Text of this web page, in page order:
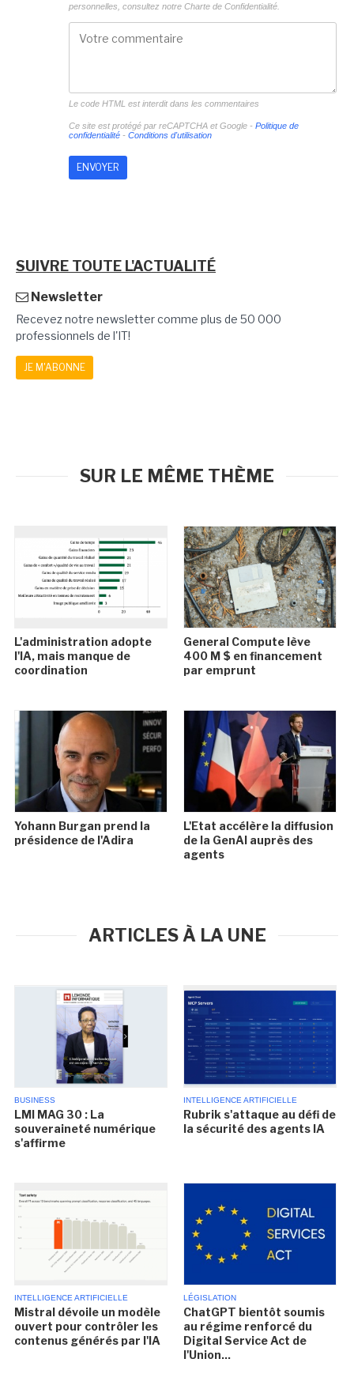
personnelles, consultez notre Charte de Confidentialité.
Le code HTML est interdit dans les commentaires
Ce site est protégé par reCAPTCHA et Google - Politique de
confidentialité- Conditions d'utilisation
SUIVRE TOUTE L'ACTUALITÉ
Newsletter
Recevez notre newsletter comme plus de 50 000
professionnels de l'IT!
JE M'ABONNE
SUR LE MÊME THÈME
L'administration adopte
l'IA, mais manque de
coordination
General Compute lève
400 M $ en financement
par emprunt
Yohann Burgan prend la
présidence de l'Adira
L'Etat accélère la diffusion
de la GenAI auprès des
agents
ARTICLES À LA UNE
BUSINESS
LMI MAG 30 : La
souveraineté numérique
s'affirme
INTELLIGENCE ARTIFICIELLE
Rubrik s'attaque au défi de
la sécurité des agents IA
INTELLIGENCE ARTIFICIELLE
Mistral dévoile un modèle
ouvert pour contrôler les
contenus générés par l'IA
LÉGISLATION
ChatGPT bientôt soumis
au régime renforcé du
Digital Service Act de
l'Union...